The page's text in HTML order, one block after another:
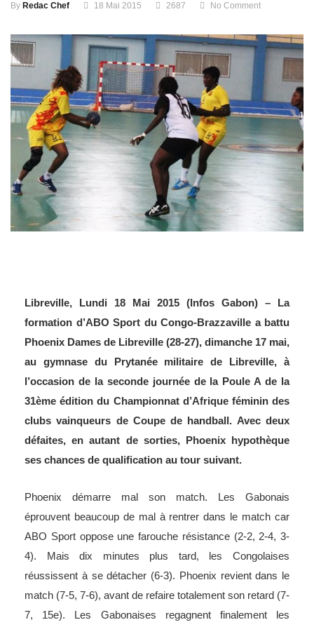
By Redac Chef 18 Mai 2015 2687 No Comment
Libreville, Lundi 18 Mai 2015 (Infos Gabon) – La
formation d’ABO Sport du Congo-Brazzaville a battu
Phoenix Dames de Libreville (28-27), dimanche 17 mai,
au gymnase du Prytanée militaire de Libreville, à
l’occasion de la seconde journée de la Poule A de la
31ème édition du Championnat d’Afrique féminin des
clubs vainqueurs de Coupe de handball. Avec deux
défaites, en autant de sorties, Phoenix hypothèque
ses chances de qualification au tour suivant.
Phoenix démarre mal son match. Les Gabonais
éprouvent beaucoup de mal à rentrer dans le match car
ABO Sport oppose une farouche résistance (2-2, 2-4, 3-
4). Mais dix minutes plus tard, les Congolaises
réussissent à se détacher (6-3). Phoenix revient dans le
match (7-5, 7-6), avant de refaire totalement son retard (7-
7, 15e). Les Gabonaises regagnent finalement les